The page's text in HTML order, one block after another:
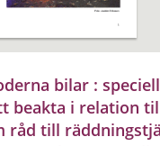
bilar :
beakta i relation
råd till